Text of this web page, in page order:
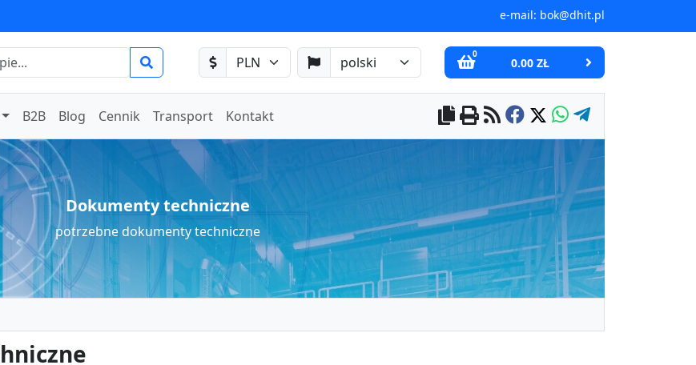
e-mail: bok@dhit.pl
0
0.00 ZŁ
B2B Blog Cennik Transport Kontakt
Dokumenty techniczne
potrzebne dokumenty techniczne